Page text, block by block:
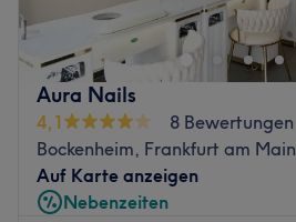
Aura Nails
4,1
8 Bewertungen
Bockenheim, Frankfurt am Main
Auf Karte anzeigen
Nebenzeiten